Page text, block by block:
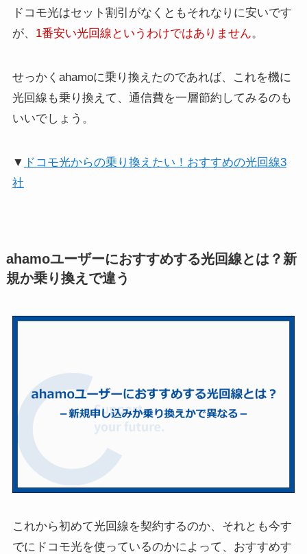
ドコモ光はセット割引がなくともそれなりに安いです
が、 1番安い光回線というわけではありません。
せっかくahamoに乗り換えたのであれば、これを機に
光回線も乗り換えて、通信費を一層節約してみるのも
いいでしょう。
▼ ドコモ光からの乗り換えたい！おすすめの光回線3
社
ahamoユーザーにおすすめする光回線とは？新
規か乗り換えで違う
これから初めて光回線を契約するのか、それとも今す
でにドコモ光を使っているのかによって、おすすめす